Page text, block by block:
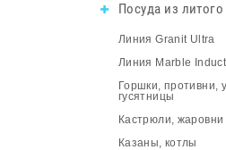
Посуда из
Линия Granit Ultra
Линия Marble
Горшки, противни,
гусятницы
Кастрюли, жаровни
Казаны, котлы